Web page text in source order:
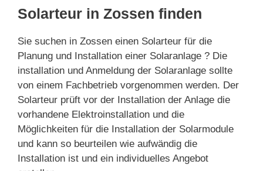
Solarteur in Zossen finden
Sie suchen in Zossen einen Solarteur für die
Planung und Installation einer Solaranlage ? Die
installation und Anmeldung der Solaranlage sollte
von einem Fachbetrieb vorgenommen werden. Der
Solarteur prüft vor der Installation der Anlage die
vorhandene Elektroinstallation und die
Möglichkeiten für die Installation der Solarmodule
und kann so beurteilen wie aufwändig die
Installation ist und ein individuelles Angebot